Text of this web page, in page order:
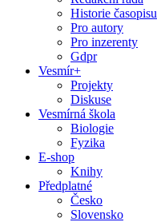
Historie časopisu
Pro autory
Pro inzerenty
Gdpr
Vesmír+
Projekty
Diskuse
Vesmírná škola
Biologie
Fyzika
E-shop
Knihy
Předplatné
Česko
Slovensko